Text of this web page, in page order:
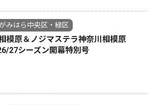
みはら中央区・緑区
模原＆ノジマステラ神奈川相模原
27シーズン開幕特別号